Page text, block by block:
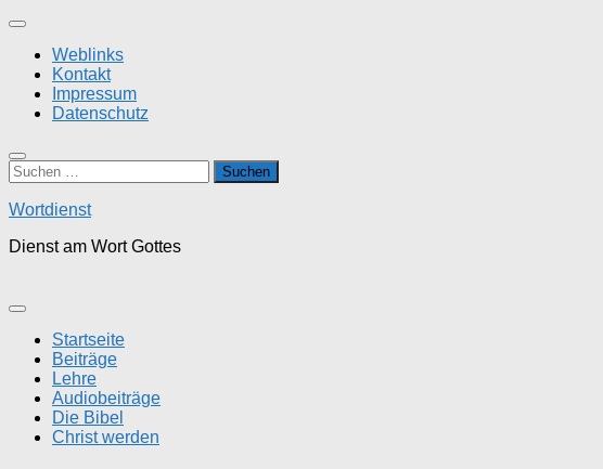
Zum
springenWeblinks
Kontakt
Impressum
Datenschutz
Suchen
nach:
Wortdienst
Dienst am Wort Gottes
Startseite
Beiträge
Lehre
Audiobeiträge
Die Bibel
Christ werden